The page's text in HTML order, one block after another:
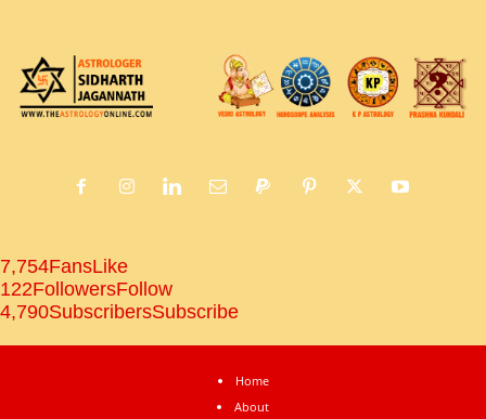
7,754FansLike
122FollowersFollow
4,790SubscribersSubscribe
Home
About